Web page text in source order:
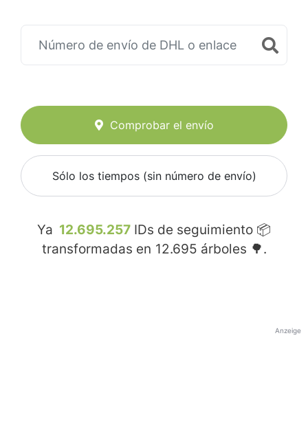
Comprobar el envío
Sólo los tiempos (sin número de envío)
Ya 12.695.257 IDs de seguimiento 📦
transformadas en 12.695 árboles 🌳.
Anzeige